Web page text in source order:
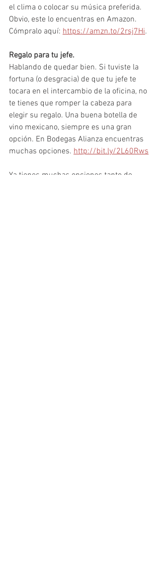
el clima o colocar su música preferida.
Obvio, este lo encuentras en Amazon.
Cómpralo aquí: https://amzn.to/2rsj7Hi.
Regalo para tu jefe.
Hablando de quedar bien. Si tuviste la
fortuna (o desgracia) de que tu jefe te
tocara en el intercambio de la oficina, no
te tienes que romper la cabeza para
elegir su regalo. Una buena botella de
vino mexicano, siempre es una gran
opción. En Bodegas Alianza encuentras
muchas opciones. http://bit.ly/2L60Rws
Ya tienes muchas opciones tanto de